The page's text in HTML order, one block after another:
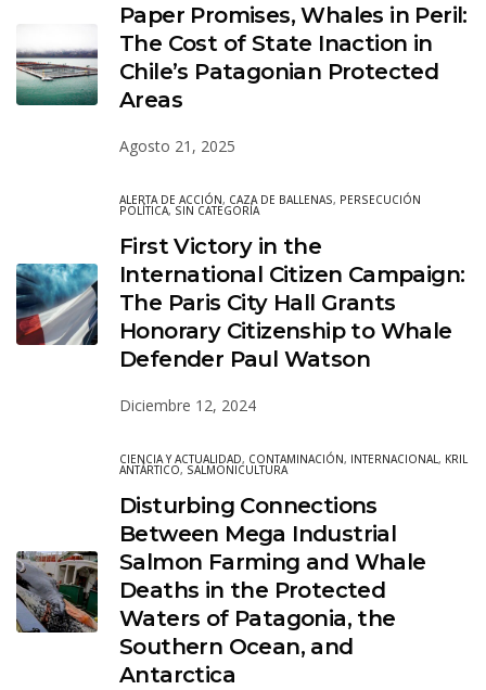
Paper Promises, Whales in Peril:
The Cost of State Inaction in
Chile’s Patagonian Protected
Areas
Agosto 21, 2025
ALERTA DE ACCIÓN, CAZA DE BALLENAS, PERSECUCIÓN
POLÍTICA, SIN CATEGORÍA
First Victory in the
International Citizen Campaign:
The Paris City Hall Grants
Honorary Citizenship to Whale
Defender Paul Watson
Diciembre 12, 2024
CIENCIA Y ACTUALIDAD, CONTAMINACIÓN, INTERNACIONAL, KRIL
ANTÁRTICO, SALMONICULTURA
Disturbing Connections
Between Mega Industrial
Salmon Farming and Whale
Deaths in the Protected
Waters of Patagonia, the
Southern Ocean, and
Antarctica